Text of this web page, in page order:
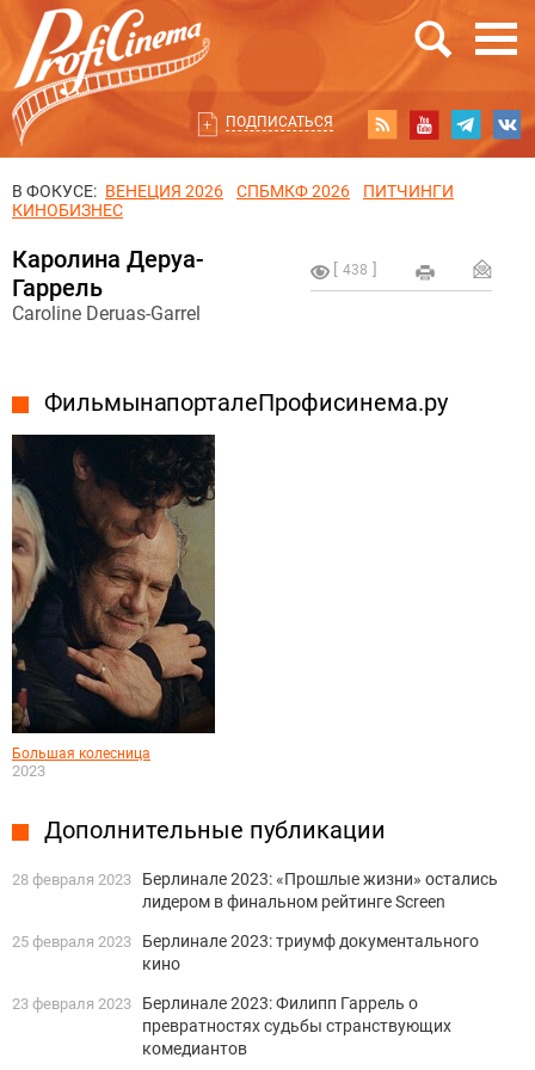
ПОДПИСАТЬСЯ
В ФОКУСЕ: ВЕНЕЦИЯ 2026 СПБМКФ 2026
ПИТЧИНГИ
КИНОБИЗНЕС
438
Каролина Деруа-
Гаррель
Caroline Deruas-Garrel
Фильмы на портале Профисинема.ру
Большая колесница
2023
Дополнительные публикации
28 февраля 2023
Берлинале 2023: «Прошлые жизни» остались
лидером в финальном рейтинге Screen
25 февраля 2023
Берлинале 2023: триумф документального
кино
23 февраля 2023
Берлинале 2023: Филипп Гаррель о
превратностях судьбы странствующих
комедиантов